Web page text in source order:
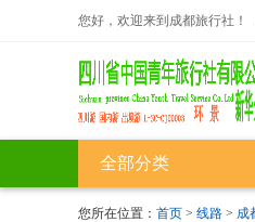
您好，欢迎来到成都旅行社！
全部分类
您所在位置： 首页 > 线路 > 成